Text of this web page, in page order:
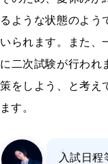
るような状態のよう
いられます。また、
に二次試験が行われ
策をしよう、と考え
ます。
入試日程